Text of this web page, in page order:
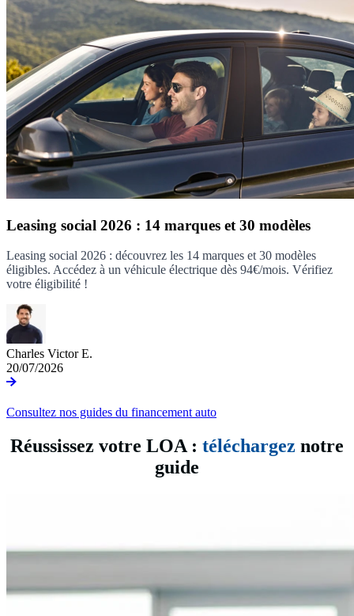
Leasing social 2026 : 14 marques et 30 modèles
Leasing social 2026 : découvrez les 14 marques et 30 modèles
éligibles. Accédez à un véhicule électrique dès 94€/mois. Vérifiez
votre éligibilité !
Charles Victor E.
20/07/2026
Consultez nos guides du financement auto
Réussissez votre LOA : téléchargez notre
guide